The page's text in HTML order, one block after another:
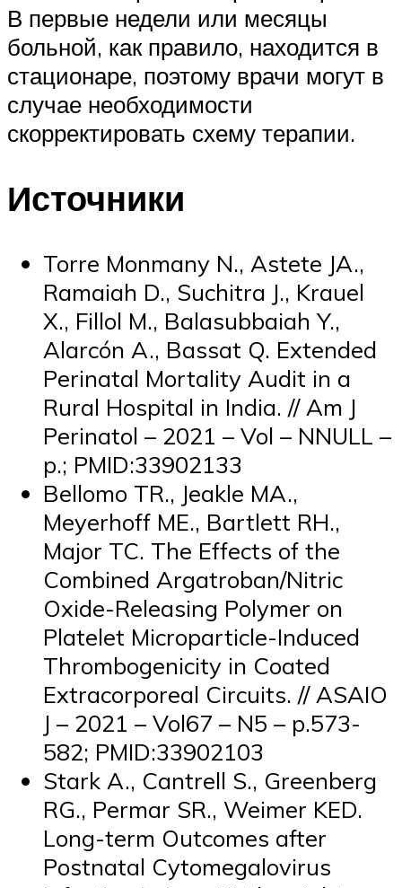
В первые недели или месяцы
больной, как правило, находится в
стационаре, поэтому врачи могут в
случае необходимости
скорректировать схему терапии.
Источники
Torre Monmany N., Astete JA.,
Ramaiah D., Suchitra J., Krauel
X., Fillol M., Balasubbaiah Y.,
Alarcón A., Bassat Q. Extended
Perinatal Mortality Audit in a
Rural Hospital in India. // Am J
Perinatol – 2021 – Vol – NNULL –
p.; PMID:33902133
Bellomo TR., Jeakle MA.,
Meyerhoff ME., Bartlett RH.,
Major TC. The Effects of the
Combined Argatroban/Nitric
Oxide-Releasing Polymer on
Platelet Microparticle-Induced
Thrombogenicity in Coated
Extracorporeal Circuits. // ASAIO
J – 2021 – Vol67 – N5 – p.573-
582; PMID:33902103
Stark A., Cantrell S., Greenberg
RG., Permar SR., Weimer KED.
Long-term Outcomes after
Postnatal Cytomegalovirus